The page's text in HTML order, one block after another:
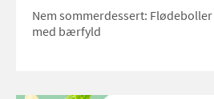
Nem sommerdessert: Flødeboller
med bærfyld